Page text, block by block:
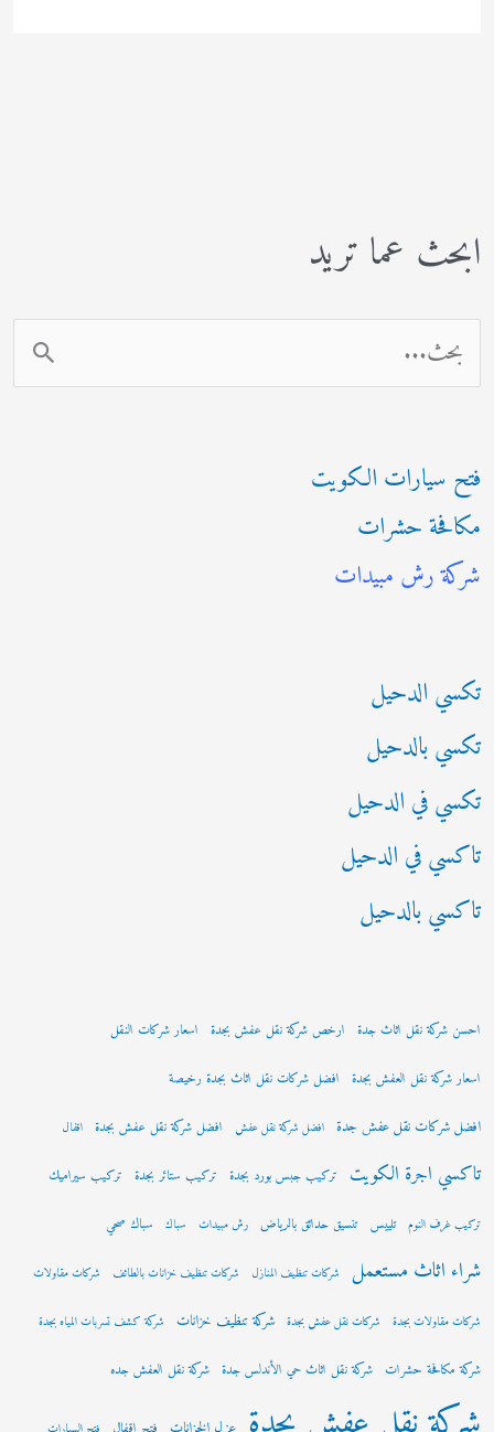
ابحث عما تريد
ل
ح
ث
ع
:
فتح سيارات الكويت
مكافحة حشرات
شركة رش مبيدات
تكسي الدحيل
تكسي بالدحيل
تكسي في الدحيل
تاكسي في الدحيل
تاكسي بالدحيل
احسن شركة نقل اثاث جدة ارخص شركة نقل عفش بجدة اسعار شركات النقل
اسعار شركة نقل العفش بجدة افضل شركات نقل اثاث بجدة رخيصة
افضل شركات نقل عفش جدة افضل شركة نقل عفش افضل شركة نقل عفش بجدة اقفال
تاكسي اجرة الكويت تركيب جبس بورد بجدة تركيب ستائر بجدة تركيب سيراميك
تركيب غرف النوم تلييس تنسيق حدائق بالرياض رش مبيدات سباك سباك صحي
شراء اثاث مستعمل شركات تنظيف المنازل شركات تنظيف خزانات بالطائف شركات مقاولات
شركات مقاولات بجدة شركات نقل عفش بجدة شركة تنظيف خزانات شركة كشف تسربات المياه بجدة
شركة مكافحة حشرات شركة نقل اثاث حي الأندلس جدة شركة نقل العفش جده